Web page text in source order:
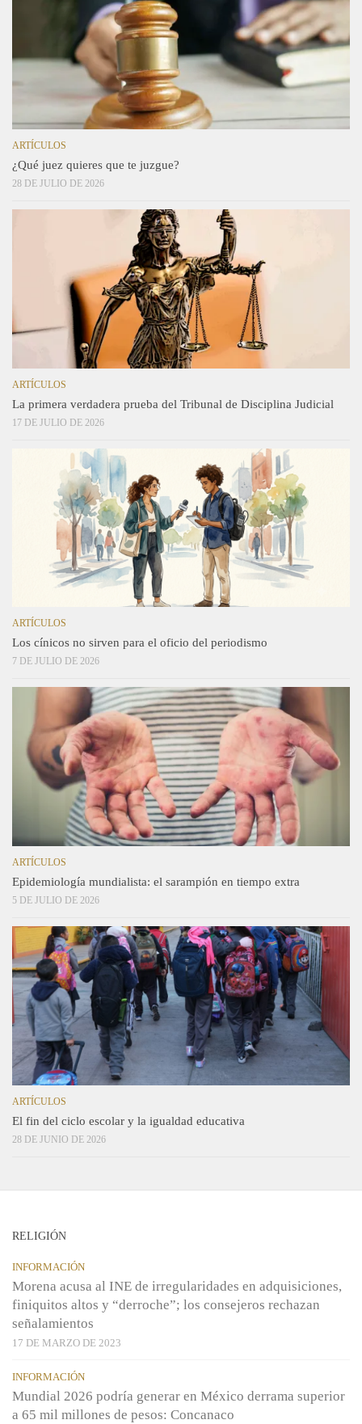
ARTÍCULOS
¿Qué juez quieres que te juzgue?
28 DE JULIO DE 2026
ARTÍCULOS
La primera verdadera prueba del Tribunal de Disciplina Judicial
17 DE JULIO DE 2026
ARTÍCULOS
Los cínicos no sirven para el oficio del periodismo
7 DE JULIO DE 2026
ARTÍCULOS
Epidemiología mundialista: el sarampión en tiempo extra
5 DE JULIO DE 2026
ARTÍCULOS
El fin del ciclo escolar y la igualdad educativa
28 DE JUNIO DE 2026
RELIGIÓN
INFORMACIÓN
Morena acusa al INE de irregularidades en adquisiciones,
finiquitos altos y “derroche”; los consejeros rechazan
señalamientos
17 DE MARZO DE 2023
INFORMACIÓN
Mundial 2026 podría generar en México derrama superior
a 65 mil millones de pesos: Concanaco